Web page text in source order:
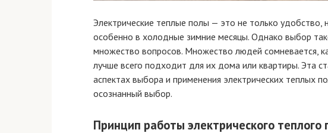
Электрические теплые полы — это не только
особенно в холодные зимние месяцы. Однако выбор
множество вопросов. Множество людей сомневается,
лучше всего подходит для их дома или квартиры. Эта
аспектах выбора и применения электрических теплых
осознанный выбор.
Принцип работы электрического теплого